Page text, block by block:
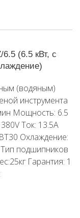
(6.5 кВт, с
(водяным)
инструмента
Мощность: 6.5
Ток: 13.5A
Охлаждение:
подшипников
Гарантия: 1